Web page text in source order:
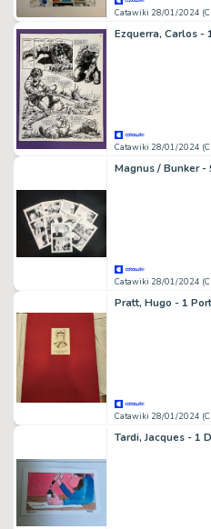
Catawiki 28/01/2024
Catawiki 28/01/2024
Catawiki 28/01/2024
Catawiki 28/01/2024